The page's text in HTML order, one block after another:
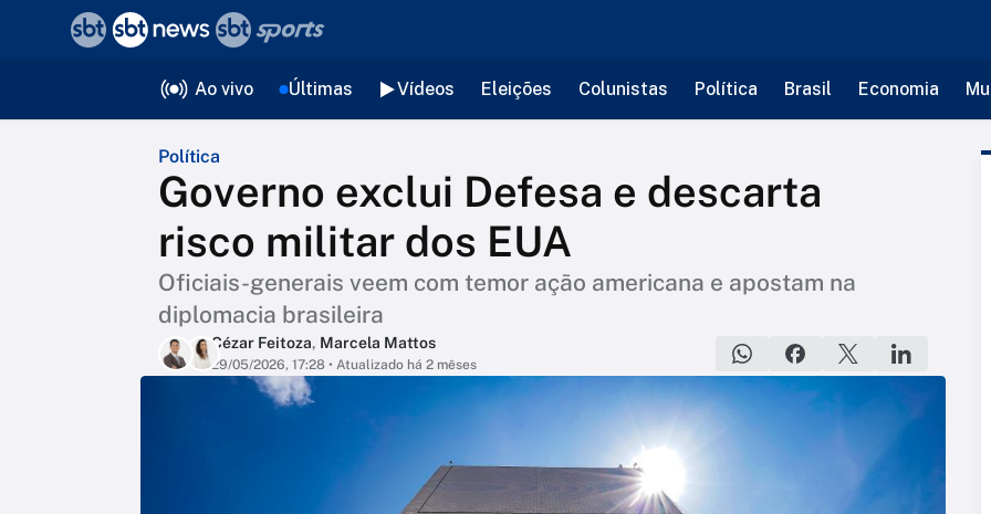
Ao vivo Últimas Vídeos Eleições Colunistas Política Brasil Economia
Política
Governo exclui Defesa e descarta
risco militar dos EUA
Oficiais-generais veem com temor ação americana e apostam na
diplomacia brasileira
Cézar Feitoza, Marcela Mattos
29/05/2026, 17:28 • Atualizado há 2 mêses
voltar
Editorias